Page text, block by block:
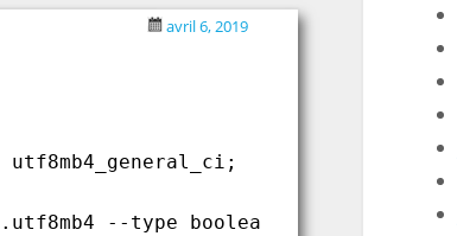
avril 6, 2019
utf8mb4_general_ci;
--type boolean --value="true"